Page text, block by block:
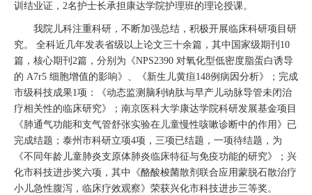
训结业证，2名护士长承担康达学院护理班的理论授课。
我院儿科注重科研，不断加强总结，积极开展临床科研项目研
究。 全科近几年发表省级以上论文三十余篇，其中国家级期刊10
篇，核心期刊2篇，分别为《NPS2390 对氧化型低密度脂蛋白诱导
的 A7r5 细胞增值的影响》、《新生儿黄疸148例病因分析》；完成
市级科技成果1项：《动态监测脑利钠肽与早产儿动脉导管未闭治
疗相关性的临床研究》；南京医科大学康达学院科研发展基金项目
《肺通气功能和支气管舒张实验在儿童慢性咳嗽诊断中的作用》已
完成结题；泰州市科研立项4项，三项已结题，一项待结题，为
《不同年龄儿童肺炎支原体肺炎临床特征与免疫功能的研究》；兴
化市科技进步奖六项，其中《酪酸梭菌散剂联合应用蒙脱石散治疗
小儿急性腹泻，临床疗效观察》荣获兴化市科技进步三等奖。